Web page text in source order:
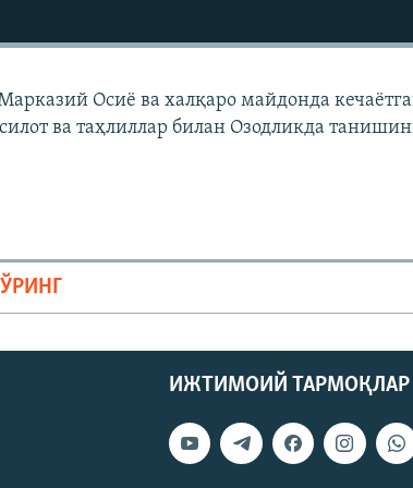
Осиë ва халқаро майдонда
ва таҳлиллар билан Озодликда
ИЖТИМОИЙ ТАРМОҚЛАР